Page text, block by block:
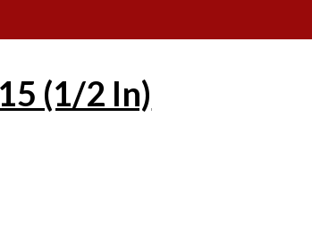
(1/2 In)